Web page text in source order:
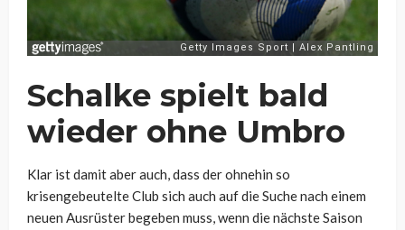
Schalke spielt bald
wieder ohne Umbro
Klar ist damit aber auch, dass der ohnehin so
krisengebeutelte Club sich auch auf die Suche nach einem
neuen Ausrüster begeben muss, wenn die nächste Saison